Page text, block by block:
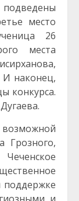
подведены
место
26
места
наконец,
конкурса.
Грозного,